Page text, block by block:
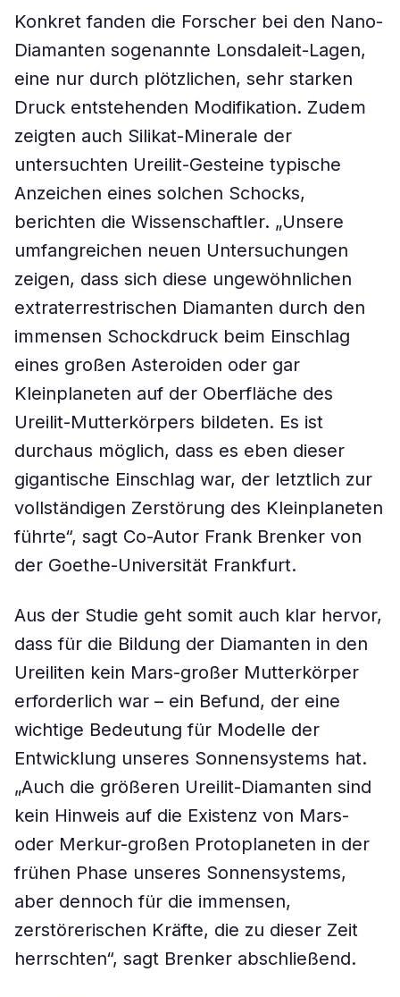
Konkret fanden die Forscher bei den Nano-
Diamanten sogenannte Lonsdaleit-Lagen,
eine nur durch plötzlichen, sehr starken
Druck entstehenden Modifikation. Zudem
zeigten auch Silikat-Minerale der
untersuchten Ureilit-Gesteine typische
Anzeichen eines solchen Schocks,
berichten die Wissenschaftler. „Unsere
umfangreichen neuen Untersuchungen
zeigen, dass sich diese ungewöhnlichen
extraterrestrischen Diamanten durch den
immensen Schockdruck beim Einschlag
eines großen Asteroiden oder gar
Kleinplaneten auf der Oberfläche des
Ureilit-Mutterkörpers bildeten. Es ist
durchaus möglich, dass es eben dieser
gigantische Einschlag war, der letztlich zur
vollständigen Zerstörung des Kleinplaneten
führte“, sagt Co-Autor Frank Brenker von
der Goethe-Universität Frankfurt.
Aus der Studie geht somit auch klar hervor,
dass für die Bildung der Diamanten in den
Ureiliten kein Mars-großer Mutterkörper
erforderlich war – ein Befund, der eine
wichtige Bedeutung für Modelle der
Entwicklung unseres Sonnensystems hat.
„Auch die größeren Ureilit-Diamanten sind
kein Hinweis auf die Existenz von Mars-
oder Merkur-großen Protoplaneten in der
frühen Phase unseres Sonnensystems,
aber dennoch für die immensen,
zerstörerischen Kräfte, die zu dieser Zeit
herrschten“, sagt Brenker abschließend.